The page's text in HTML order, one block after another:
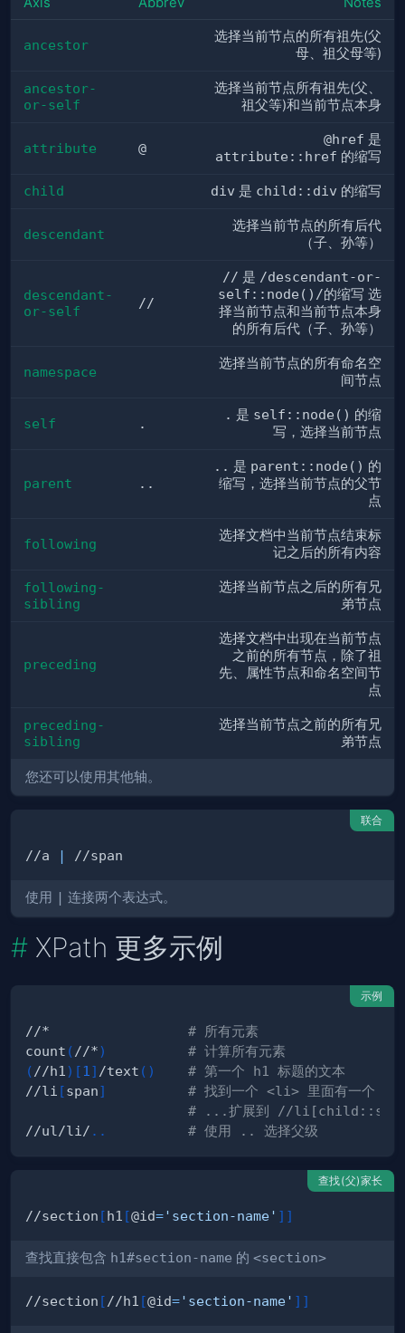
ancestor
选择当前节点的所有祖先(父
母、祖父母等)
ancestor-
or-self
选择当前节点所有祖先(父、
祖父等)和当前节点本身
attribute @
@href 是
attribute::href 的缩写
child div 是 child::div 的缩写
descendant
选择当前节点的所有后代
（子、孙等）
descendant-
or-self
//
// 是 /descendant-or-
self::node()/的缩写 选
择当前节点和当前节点本身
的所有后代（子、孙等）
namespace
选择当前节点的所有命名空
间节点
self .
. 是 self::node() 的缩
写，选择当前节点
parent ..
.. 是 parent::node() 的
缩写，选择当前节点的父节
点
following
选择文档中当前节点结束标
记之后的所有内容
following-
sibling
选择当前节点之后的所有兄
弟节点
preceding
选择文档中出现在当前节点
之前的所有节点，除了祖
先、属性节点和命名空间节
点
preceding-
sibling
选择当前节点之前的所有兄
弟节点
您还可以使用其他轴。
联合
//a |
使用 | 连接两个表达式。
XPath 更多示例
示例
//* # 所有元素
count ( //*)
# 计算所有元素
( //h1 ) [1 ] /text ( )
# 第一个 h1 标题的文本
//li [span]
# 找到一个 <li> 里面有一个
# ...扩展到 //
//ul/li/ .. # 使用 .. 选择父级
查找(父)家长
//section [h1 [@id='section-name' ] ]
查找直接包含 h1#section-name 的 <section>
//section [ //h1 [@id='section-name' ] ]